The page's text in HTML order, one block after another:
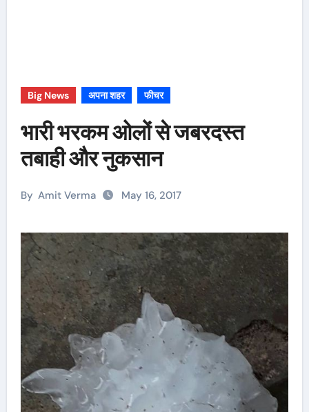
Big News अपना शहर फीचर
भारी भरकम ओलों से जबरदस्त
तबाही और नुकसान
By Amit Verma May 16, 2017